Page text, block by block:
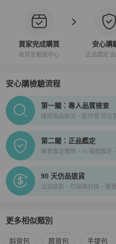
買家完成購買
收貨至驗證中心
安心購
正品鑑定
安心購檢驗流程
PopChill拍拍圈正品驗證、安心
第一關：專人品質檢查
確認商品狀況、配件等 符合
第二關：正品鑑定
專業鑑定團隊、AI 儀器鑑定
90 天仿品退貨
出貨錄影、防掉換封條、雙
更多相似類別
更多Louis Vuitton女包 相似商品推
斜背包 肩背包 手提包